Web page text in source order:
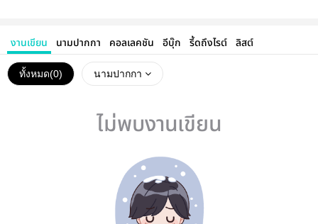
งานเขียน นามปากกา คอลเลคชัน อีบุ๊ก รี้ดถึงไรต์ ลิสต์
ทั้งหมด(0) นามปากกา
ไม่พบงานเขียน